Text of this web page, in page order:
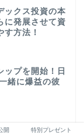
ックス投資の本
に発展させて資
す方法！
ップを開始！日
緒に爆益の彼
ンペーン！】相
開 特別プレゼント